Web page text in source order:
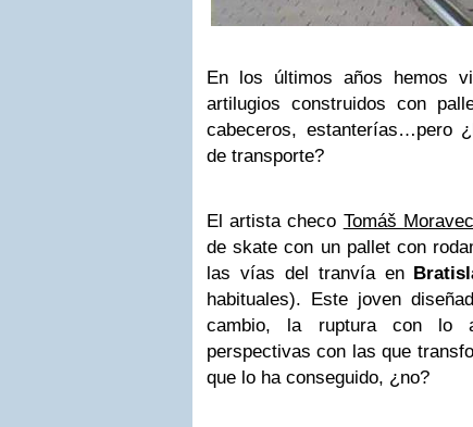
En los últimos años hemos
artilugios construidos con
cabeceros, estanterías…pero
de transporte?
El artista checo Tomáš Moravec
de skate con un pallet con
las vías del tranvía en
habituales). Este joven
cambio, la ruptura con lo
perspectivas con las que
que lo ha conseguido, ¿no?